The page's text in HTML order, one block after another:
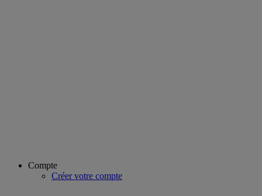
Compte
Créer votre compte